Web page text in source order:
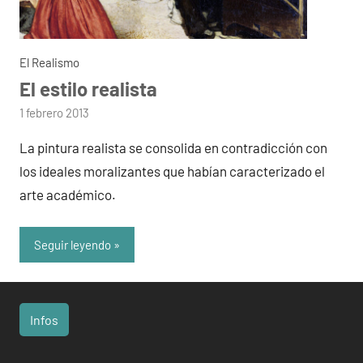
El Realismo
El estilo realista
por
1 febrero 2013
La pintura realista se consolida en contradicción con
los ideales moralizantes que habían caracterizado el
arte académico.
Seguir leyendo
Infos